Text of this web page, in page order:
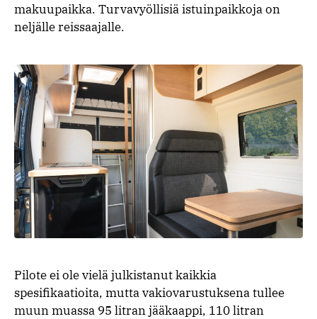
makuupaikka. Turvavyöllisiä istuinpaikkoja on
neljälle reissaajalle.
Pilote ei ole vielä julkistanut kaikkia
spesifikaatioita, mutta vakiovarustuksena tullee
muun muassa 95 litran jääkaappi, 110 litran